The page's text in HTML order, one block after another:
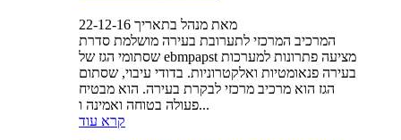
מאת מנהל בתאריך 22-12-16
המרכיב המרכזי לתערובת בעירה מושלמת סדרת
שסתומי הגז של ebmpapst מציעה פתרונות למערכות
בעירה פנאומטיות ואלקטרוניות. בדודי עיבוי, שסתום
הגז הוא מרכיב מרכזי לבקרת בעירה. הוא מבטיח
פעולה בטוחה ואמינה ו...
קרא עוד